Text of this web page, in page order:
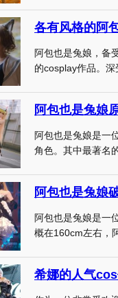
各有风格的阿
阿包也是兔娘，备
的cosplay作品。
阿包也是兔娘是一
角色。其中最著名
阿包也是兔娘
阿包也是兔娘是一
概在160cm左右，
希娜的人气